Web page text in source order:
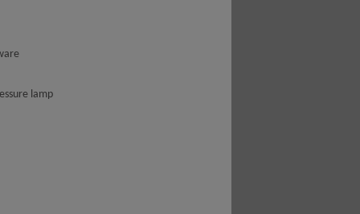
lamp